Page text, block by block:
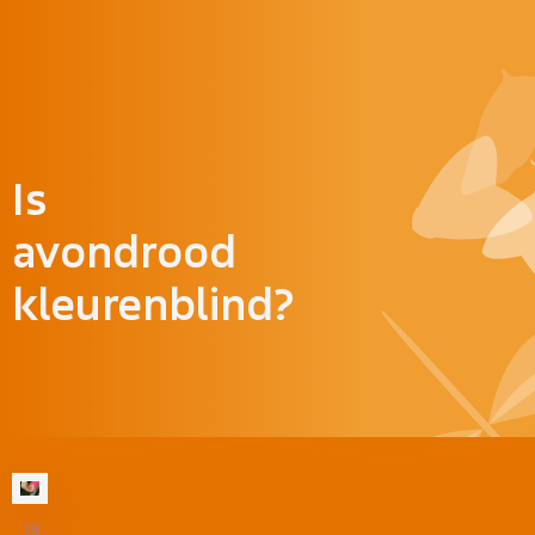
Is
avondrood
kleurenblind?
18